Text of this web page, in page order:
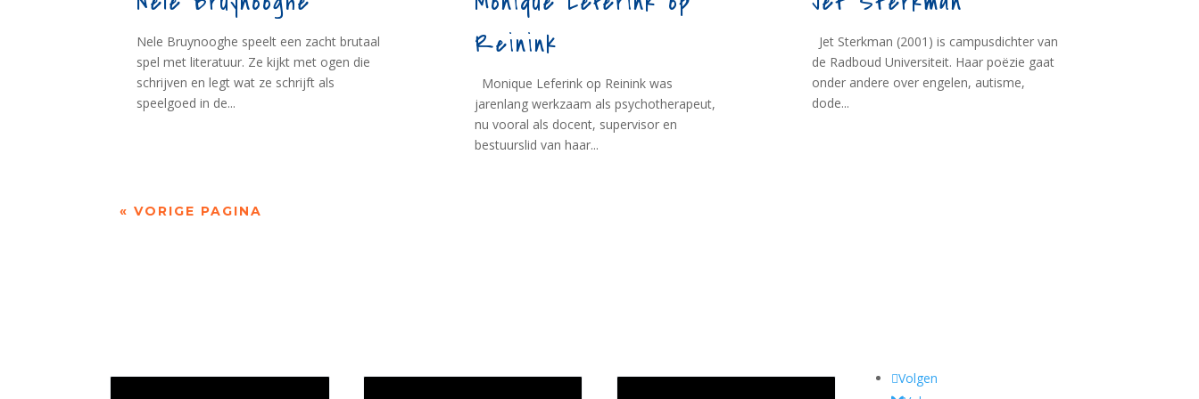
Nele Bruynooghe speelt een zacht brutaal
spel met literatuur. Ze kijkt met ogen die
schrijven en legt wat ze schrijft als
speelgoed in de...
Reinink
Monique Leferink op Reinink was
jarenlang werkzaam als psychotherapeut,
nu vooral als docent, supervisor en
bestuurslid van haar...
Jet Sterkman (2001) is campusdichter van
de Radboud Universiteit. Haar poëzie gaat
onder andere over engelen, autisme,
dode...
« VORIGE PAGINA
Volgen